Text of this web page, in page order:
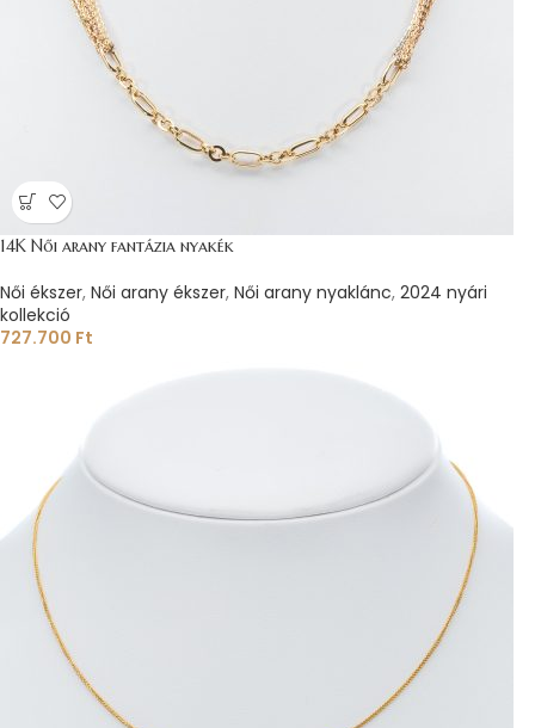
14K Női arany fantázia nyakék
Női ékszer, Női arany ékszer, Női arany nyaklánc, 2024 nyári
kollekció
727.700 Ft